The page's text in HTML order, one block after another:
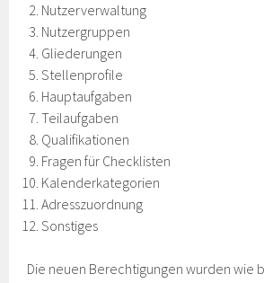
Nutzerverwaltung
Nutzergruppen
Gliederungen
Stellenprofile
Hauptaufgaben
Teilaufgaben
Qualifikationen
Fragen für Checklisten
Kalenderkategorien
Adresszuordnung
Sonstiges
Die neuen Berechtigungen wurden wie